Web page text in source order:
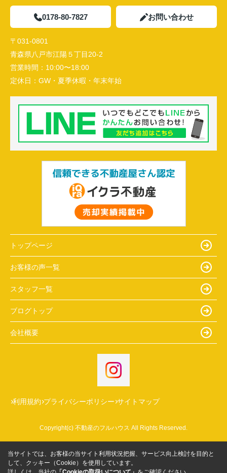
0178-80-7827 お問い合わせ
〒031-0801
青森県八戸市江陽５丁目20-2
営業時間： 10:00〜18:00
定休日： GW・夏季休暇・年末年始
トップページ
お客様の声一覧
スタッフ一覧
ブログトップ
会社概要
利用規約 プライバシーポリシー サイトマップ
Copyright(c) 不動産のフルハウス All Rights Reserved.
当サイトでは、お客様の当サイト利用状況把握、サービス向上検討を目的と
して、クッキー（Cookie）を使用しています。